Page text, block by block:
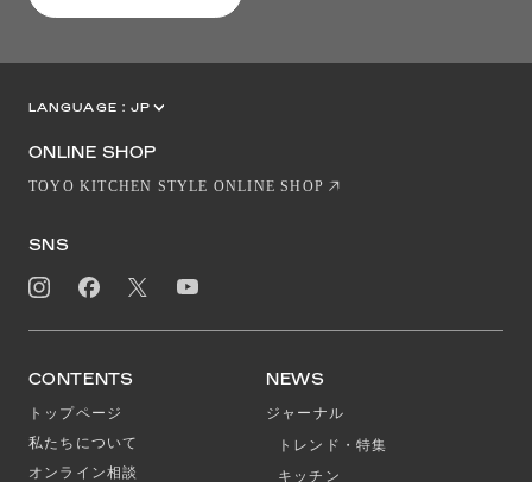
LANGUAGE : JP
ONLINE SHOP
TOYO KITCHEN STYLE ONLINE SHOP
SNS
CONTENTS
トップページ
私たちについて
オンライン相談
NEWS
ジャーナル
トレンド・特集
キッチン